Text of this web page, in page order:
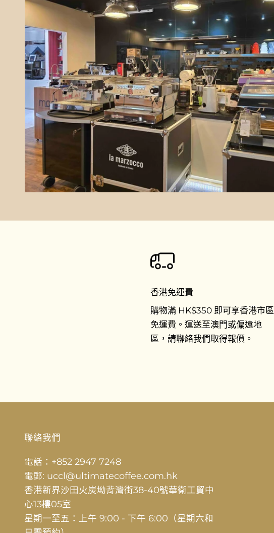
香港免運費
購物滿 HK$350 即可享香港市區
免運費。運送至澳門或偏遠地
區，請聯絡我們取得報價。
聯絡我們
電話：+852 2947 7248
電郵: uccl@ultimatecoffee.com.hk
香港新界沙田火炭坳背灣街38-40號華衛工貿中
心13樓05室
星期一至五：上午 9:00 - 下午 6:00（星期六和